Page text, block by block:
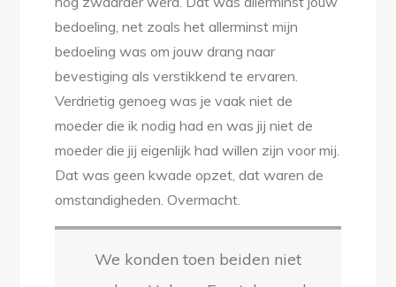
bedoeling, net zoals het allerminst mijn
bedoeling was om jouw drang naar
bevestiging als verstikkend te ervaren.
Verdrietig genoeg was je vaak niet de
moeder die ik nodig had en was jij niet de
moeder die jij eigenlijk had willen zijn voor mij.
Dat was geen kwade opzet, dat waren de
omstandigheden. Overmacht.
We konden toen beiden niet